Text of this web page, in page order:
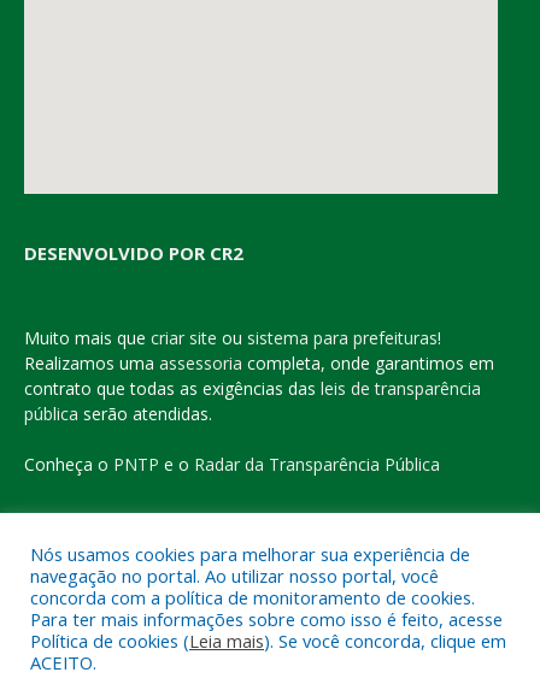
DESENVOLVIDO POR CR2
Muito mais que criar site ou sistema para prefeituras!
Realizamos uma assessoria completa, onde garantimos em
contrato que todas as exigências das leis de transparência
pública serão atendidas.
Conheça o PNTP e o Radar da Transparência Pública
Todos os direitos reservados a Prefeitura Municipal de Eldorado
do Carajás
Mapa do Site
Nós usamos cookies para melhorar sua experiência de
navegação no portal. Ao utilizar nosso portal, você
concorda com a política de monitoramento de cookies.
Para ter mais informações sobre como isso é feito, acesse
Política de cookies (Leia mais). Se você concorda, clique em
ACEITO.